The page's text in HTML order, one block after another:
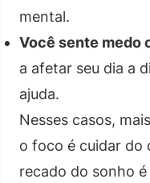
mental.
Você sente medo
a afetar seu dia a
ajuda.
Nesses casos,
o foco é cuidar do
recado do sonho